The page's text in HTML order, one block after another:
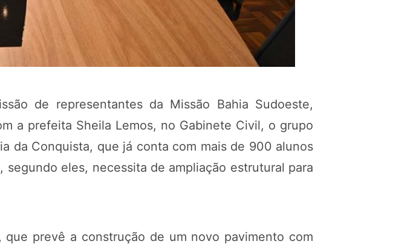
de representantes da Missão Bahia Sudoeste,
a prefeita Sheila Lemos, no Gabinete Civil, o grupo
da Conquista, que já conta com mais de 900 alunos
eles, necessita de ampliação estrutural para
prevê a construção de um novo pavimento com